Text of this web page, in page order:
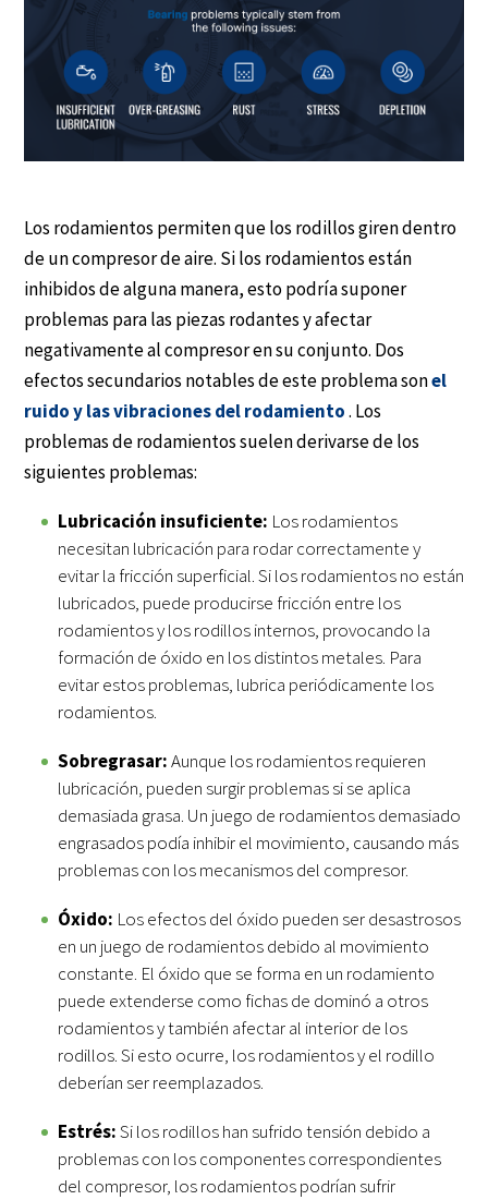
Los rodamientos permiten que los rodillos giren dentro
de un compresor de aire. Si los rodamientos están
inhibidos de alguna manera, esto podría suponer
problemas para las piezas rodantes y afectar
negativamente al compresor en su conjunto. Dos
efectos secundarios notables de este problema sonel
ruido y las vibraciones del rodamiento. Los
problemas de rodamientos suelen derivarse de los
siguientes problemas:
Lubricación insuficiente: Los rodamientos
necesitan lubricación para rodar correctamente y
evitar la fricción superficial. Si los rodamientos no están
lubricados, puede producirse fricción entre los
rodamientos y los rodillos internos, provocando la
formación de óxido en los distintos metales. Para
evitar estos problemas, lubrica periódicamente los
rodamientos.
Sobregrasar:Aunque los rodamientos requieren
lubricación, pueden surgir problemas si se aplica
demasiada grasa. Un juego de rodamientos demasiado
engrasados podía inhibir el movimiento, causando más
problemas con los mecanismos del compresor.
Óxido: Los efectos del óxido pueden ser desastrosos
en un juego de rodamientos debido al movimiento
constante. El óxido que se forma en un rodamiento
puede extenderse como fichas de dominó a otros
rodamientos y también afectar al interior de los
rodillos. Si esto ocurre, los rodamientos y el rodillo
deberían ser reemplazados.
Estrés:Si los rodillos han sufrido tensión debido a
problemas con los componentes correspondientes
del compresor, los rodamientos podrían sufrir